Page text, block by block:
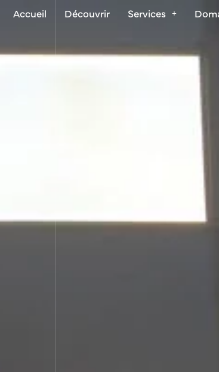
Accueil Découvrir Services